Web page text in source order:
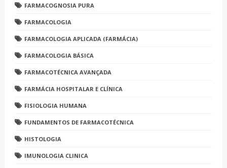
FARMACOGNOSIA PURA
FARMACOLOGIA
FARMACOLOGIA APLICADA (FARMÁCIA)
FARMACOLOGIA BÁSICA
FARMACOTÉCNICA AVANÇADA
FARMÁCIA HOSPITALAR E CLÍNICA
FISIOLOGIA HUMANA
FUNDAMENTOS DE FARMACOTÉCNICA
HISTOLOGIA
IMUNOLOGIA CLINICA